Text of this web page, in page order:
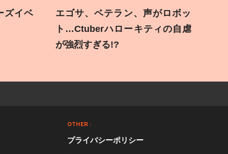
ズイベ
エゴサ、ベテラン、声がロボッ
ト…Ctuberハローキティの自虐
が強烈すぎる!?
OTHER :
プライバシーポリシー